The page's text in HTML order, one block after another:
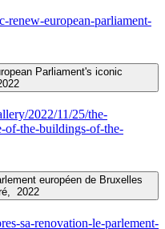
renew-european-parliament-
Parliament's iconic
2022/11/25/the-
of-the-buildings-of-the-
européen de Bruxelles
2022
sa-renovation-le-parlement-